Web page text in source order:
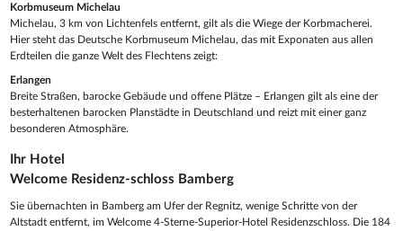
Korbmuseum Michelau
Michelau, 3 km von Lichtenfels entfernt, gilt als die Wiege der Korbmacherei.
Hier steht das Deutsche Korbmuseum Michelau, das mit Exponaten aus allen
Erdteilen die ganze Welt des Flechtens zeigt:
Erlangen
Breite Straßen, barocke Gebäude und offene Plätze – Erlangen gilt als eine der
besterhaltenen barocken Planstädte in Deutschland und reizt mit einer ganz
besonderen Atmosphäre.
Ihr Hotel
Welcome Residenz-schloss Bamberg
Sie übernachten in Bamberg am Ufer der Regnitz, wenige Schritte von der
Altstadt entfernt, im Welcome 4-Sterne-Superior-Hotel Residenzschloss. Die 184